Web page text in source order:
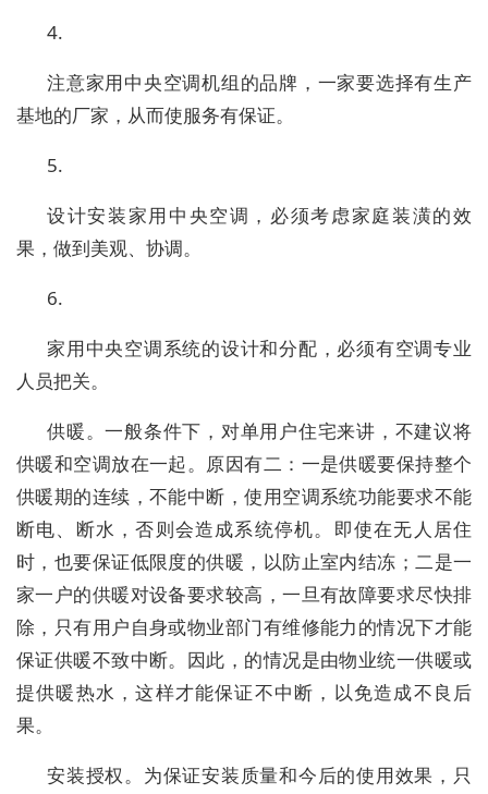
4.
注意家用中央空调机组的品牌，一家要选择有生产
基地的厂家，从而使服务有保证。
5.
设计安装家用中央空调，必须考虑家庭装潢的效
果，做到美观、协调。
6.
家用中央空调系统的设计和分配，必须有空调专业
人员把关。
供暖。一般条件下，对单用户住宅来讲，不建议将
供暖和空调放在一起。原因有二：一是供暖要保持整个
供暖期的连续，不能中断，使用空调系统功能要求不能
断电、断水，否则会造成系统停机。即使在无人居住
时，也要保证低限度的供暖，以防止室内结冻；二是一
家一户的供暖对设备要求较高，一旦有故障要求尽快排
除，只有用户自身或物业部门有维修能力的情况下才能
保证供暖不致中断。因此，的情况是由物业统一供暖或
提供暖热水，这样才能保证不中断，以免造成不良后
果。
安装授权。为保证安装质量和今后的使用效果，只